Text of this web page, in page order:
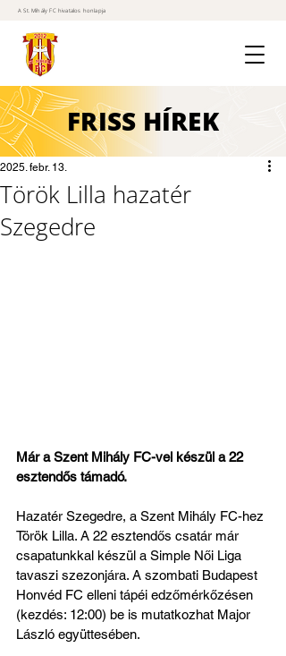
A St. Mihály FC hivatalos honlapja
FRISS HÍREK
Török Lilla hazatér
Szegedre
2025. febr. 13.
Már a Szent Mihály FC-vel készül a 22
esztendős támadó.
Hazatér Szegedre, a Szent Mihály FC-hez
Török Lilla. A 22 esztendős csatár már
csapatunkkal készül a Simple Női Liga
tavaszi szezonjára. A szombati Budapest
Honvéd FC elleni tápéi edzőmérkőzésen
(kezdés: 12:00) be is mutatkozhat Major
László együttesében.